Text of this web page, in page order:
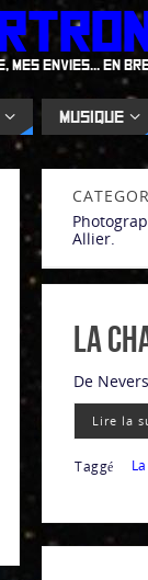
mes envies... En
Musique
Allier.
La
De
Lire la
Taggé